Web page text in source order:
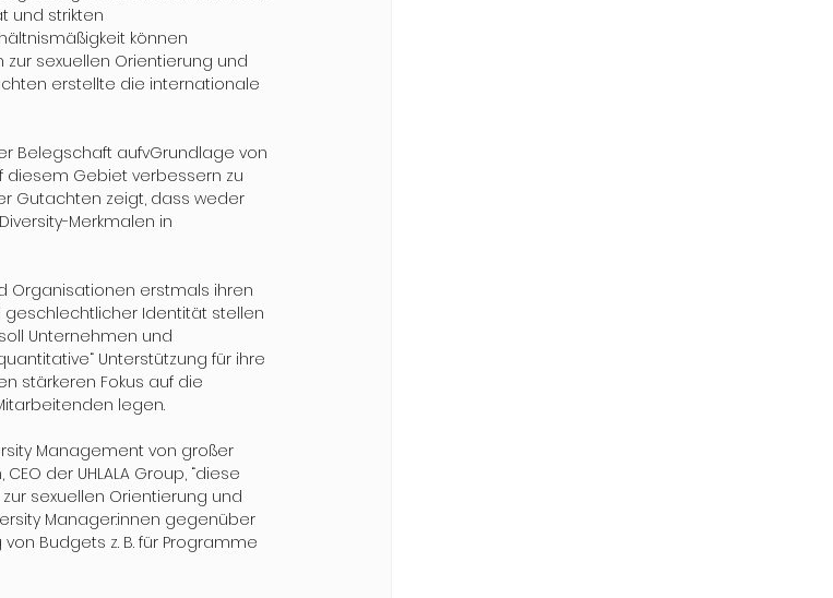
und strikten
können
sexuellen Orientierung und
erstellte die internationale
Belegschaft aufvGrundlage von
diesem Gebiet verbessern zu
Gutachten zeigt, dass weder
Merkmalen in
Organisationen erstmals ihren
geschlechtlicher Identität stellen
Unternehmen und
Unterstützung für ihre
stärkeren Fokus auf die
legen.
Management von großer
der UHLALA Group, “diese
sexuellen Orientierung und
Manager:innen gegenüber
Budgets z. B. für Programme